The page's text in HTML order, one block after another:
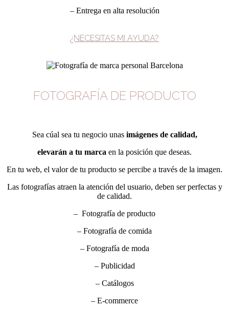
– Entrega en alta resolución
¿NECESITAS MI AYUDA?
FOTOGRAFÍA DE PRODUCTO
Sea cúal sea tu negocio unasimágenes de calidad,
elevarán a tu marca en la posición que deseas.
En tu web, el valor de tu producto se percibe a través de la imagen.
Las fotografías atraen la atención del usuario, deben ser perfectas y
de calidad.
– Fotografía de producto
– Fotografía de comida
– Fotografía de moda
– Publicidad
– Catálogos
– E-commerce